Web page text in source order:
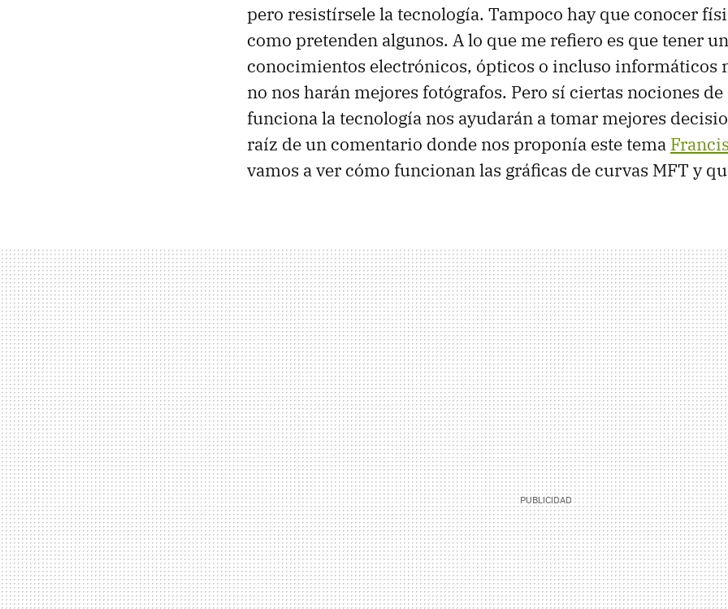
pero resistírsele la tecnología. Tampoco hay que conocer
como pretenden algunos. A lo que me refiero es que tener
conocimientos electrónicos, ópticos o incluso informáticos
no nos harán mejores fotógrafos. Pero sí ciertas nociones de
funciona la tecnología nos ayudarán a tomar mejores
raíz de un comentario donde nos proponía este tema
vamos a ver cómo funcionan las gráficas de curvas MFT y